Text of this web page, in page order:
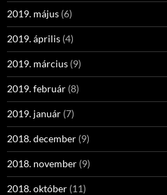
2019. május (6)
2019. április (4)
2019. március (9)
2019. február (8)
2019. január (7)
2018. december (9)
2018. november (9)
2018. október (11)